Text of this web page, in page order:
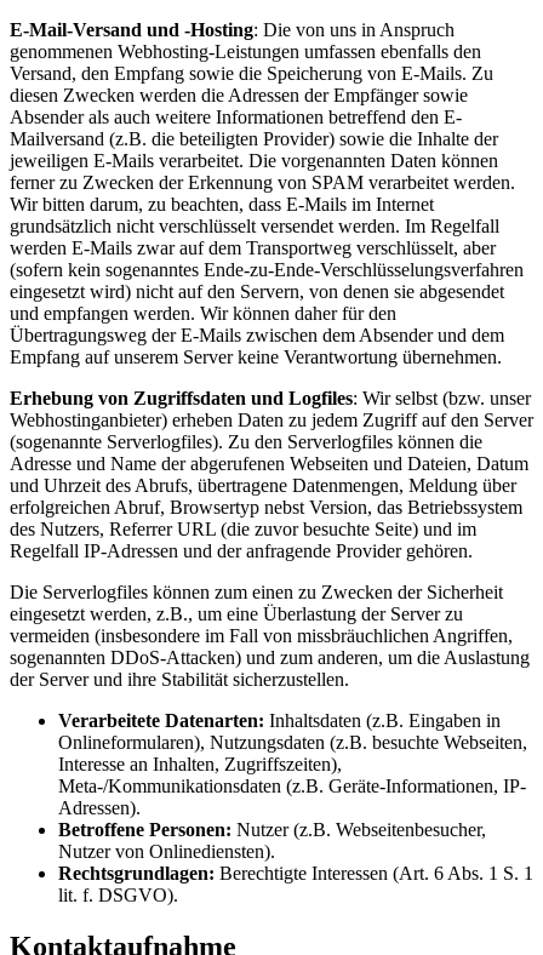
E-Mail-Versand und -Hosting: Die von uns in Anspruch
genommenen Webhosting-Leistungen umfassen ebenfalls den
Versand, den Empfang sowie die Speicherung von E-Mails. Zu
diesen Zwecken werden die Adressen der Empfänger sowie
Absender als auch weitere Informationen betreffend den E-
Mailversand (z.B. die beteiligten Provider) sowie die Inhalte der
jeweiligen E-Mails verarbeitet. Die vorgenannten Daten können
ferner zu Zwecken der Erkennung von SPAM verarbeitet werden.
Wir bitten darum, zu beachten, dass E-Mails im Internet
grundsätzlich nicht verschlüsselt versendet werden. Im Regelfall
werden E-Mails zwar auf dem Transportweg verschlüsselt, aber
(sofern kein sogenanntes Ende-zu-Ende-Verschlüsselungsverfahren
eingesetzt wird) nicht auf den Servern, von denen sie abgesendet
und empfangen werden. Wir können daher für den
Übertragungsweg der E-Mails zwischen dem Absender und dem
Empfang auf unserem Server keine Verantwortung übernehmen.
Erhebung von Zugriffsdaten und Logfiles: Wir selbst (bzw. unser
Webhostinganbieter) erheben Daten zu jedem Zugriff auf den Server
(sogenannte Serverlogfiles). Zu den Serverlogfiles können die
Adresse und Name der abgerufenen Webseiten und Dateien, Datum
und Uhrzeit des Abrufs, übertragene Datenmengen, Meldung über
erfolgreichen Abruf, Browsertyp nebst Version, das Betriebssystem
des Nutzers, Referrer URL (die zuvor besuchte Seite) und im
Regelfall IP-Adressen und der anfragende Provider gehören.
Die Serverlogfiles können zum einen zu Zwecken der Sicherheit
eingesetzt werden, z.B., um eine Überlastung der Server zu
vermeiden (insbesondere im Fall von missbräuchlichen Angriffen,
sogenannten DDoS-Attacken) und zum anderen, um die Auslastung
der Server und ihre Stabilität sicherzustellen.
Verarbeitete Datenarten: Inhaltsdaten (z.B. Eingaben in
Onlineformularen), Nutzungsdaten (z.B. besuchte Webseiten,
Interesse an Inhalten, Zugriffszeiten),
Meta-/Kommunikationsdaten (z.B. Geräte-Informationen, IP-
Adressen).
Betroffene Personen: Nutzer (z.B. Webseitenbesucher,
Nutzer von Onlinediensten).
Rechtsgrundlagen: Berechtigte Interessen (Art. 6 Abs. 1 S. 1
lit. f. DSGVO).
Kontaktaufnahme